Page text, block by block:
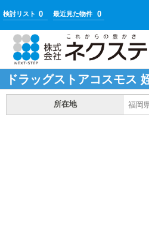
検討リスト 0 最近見た物件 0
ドラッグストアコスモス
所在地 福岡